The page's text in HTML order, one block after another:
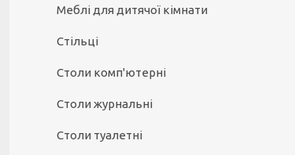
Меблі для дитячої кімнати
Стільці
Столи комп'ютерні
Столи журнальні
Столи туалетні